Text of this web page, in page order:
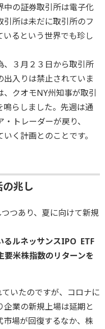
中の証券取引所は電子化
所は未だに取引所のフ
るという世界でも珍し
、３月２３日から取引所
入りは禁止されていま
クオモNY州知事が取引
らしました。先週は通
トレーダーが戻り、
く計画とのことです。
兆し
つあり、夏に向けて新規
るルネッサンスIPO ETF
要米株指数のリターンを
いたのですが、コロナに
業の新規上場は延期と
場が回復するなか、株